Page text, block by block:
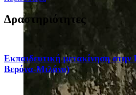
Δραστηριότητες
Eκπαιδευτική μετακίνηση στην
Βερόνα-Μιλάνο)